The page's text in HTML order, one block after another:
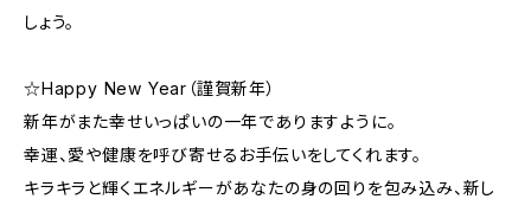
しょう。
☆Happy New Year（謹賀新年）
新年がまた幸せいっぱいの一年でありますように。
幸運、愛や健康を呼び寄せるお手伝いをしてくれます。
キラキラと輝くエネルギーがあなたの身の回りを包み込み、新し